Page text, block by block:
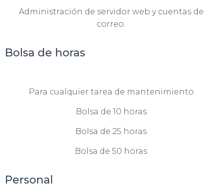
Administración de servidor web y cuentas de
correo.
Bolsa de horas
Para cualquier tarea de mantenimiento
Bolsa de 10 horas
Bolsa de 25 horas
Bolsa de 50 horas
Personal